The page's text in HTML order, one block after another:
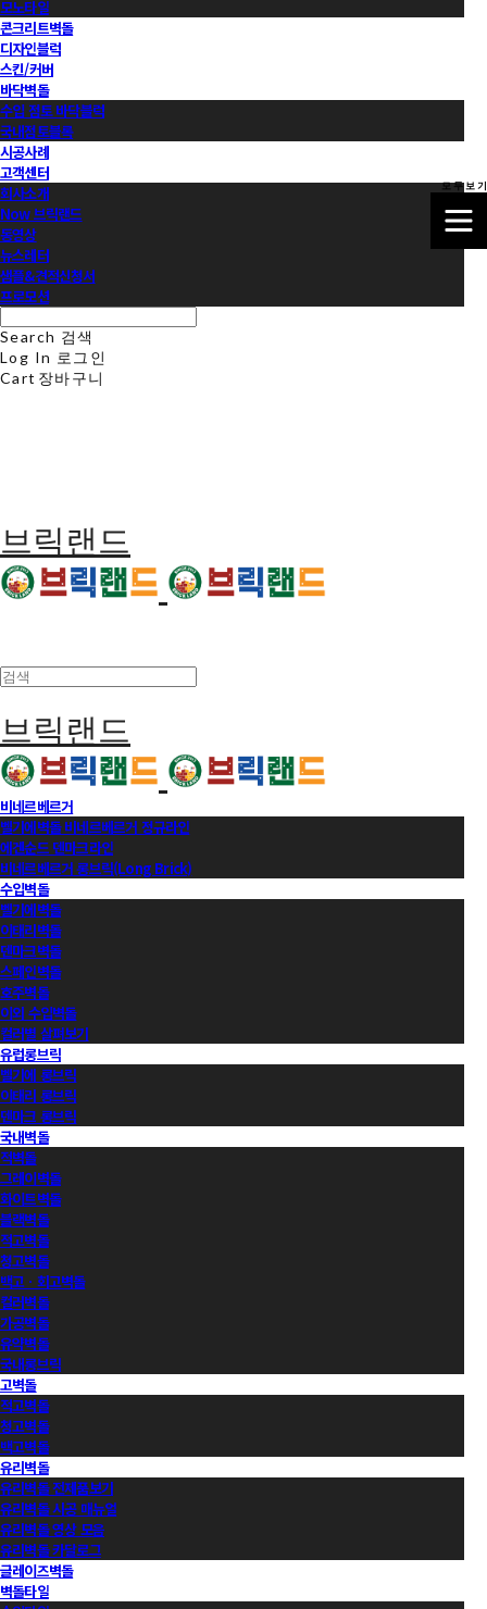
모노타일
콘크리트벽돌
디자인블럭
스킨/커버
바닥벽돌
수입 점토 바닥블럭
국내점토블록
시공사례
고객센터
회사소개
Now 브릭랜드
동영상
뉴스레터
샘플&견적신청서
프로모션
Search 검색
Log In 로그인
Cart 장바구니
브릭랜드
브릭랜드
비네르베르거
벨기에벽돌 비네르베르거 정규라인
에겐순드 덴마크라인
비네르베르거 롱브릭(Long Brick)
수입벽돌
벨기에벽돌
이태리벽돌
덴마크벽돌
스페인벽돌
호주벽돌
이외 수입벽돌
컬러별 살펴보기
유럽롱브릭
벨기에 롱브릭
이태리 롱브릭
덴마크 롱브릭
국내벽돌
적벽돌
그레이벽돌
화이트벽돌
블랙벽돌
적고벽돌
청고벽돌
백고ㆍ회고벽돌
컬러벽돌
가공벽돌
유약벽돌
국내롱브릭
고벽돌
적고벽돌
청고벽돌
백고벽돌
유리벽돌
유리벽돌 전제품보기
유리벽돌 시공 매뉴얼
유리벽돌 영상 모음
유리벽돌 카달로그
글레이즈벽돌
벽돌타일
모 두 보 기